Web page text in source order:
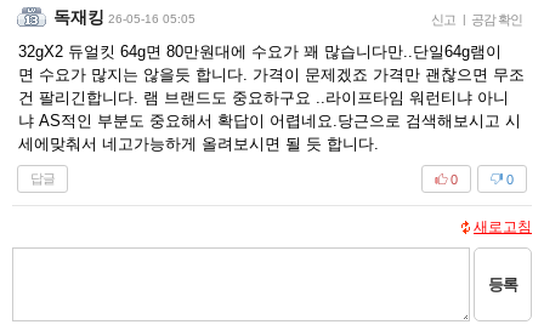
독재킹 26-05-16 05:05 신고 | 공감 확인
32gX2 듀얼킷 64g면 80만원대에 수요가 꽤 많습니다만..단일64g램이
면 수요가 많지는 않을듯 합니다. 가격이 문제겠죠 가격만 괜찮으면 무조
건 팔리긴합니다. 램 브랜드도 중요하구요 ..라이프타임 워런티냐 아니
냐 AS적인 부분도 중요해서 확답이 어렵네요.당근으로 검색해보시고 시
세에맞춰서 네고가능하게 올려보시면 될 듯 합니다.
답글 0
0
새로고침
등록